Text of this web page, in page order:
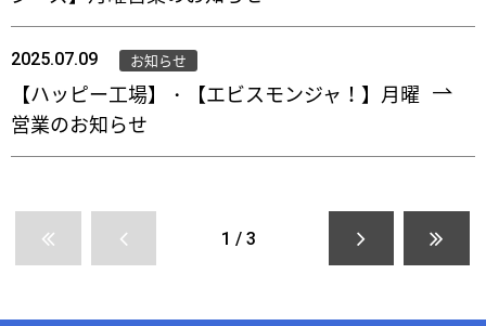
2025.07.09 お知らせ
【ハッピー工場】・【エビスモンジャ！】月曜
営業のお知らせ
1 / 3